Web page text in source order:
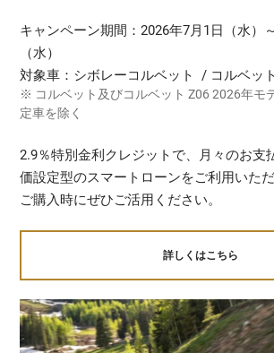
キャンペーン期間：2026年7月1日（水）
（水）
対象車：シボレーコルベット / コルベッ
※ コルベット及びコルベット Z06 2026年モ
定車を除く
2.9％特別金利クレジットで、月々のお支
価設定型のスマートローンをご利用いた
ご購入時にぜひご活用ください。
詳しくはこちら